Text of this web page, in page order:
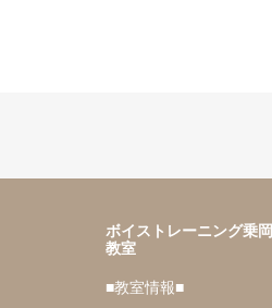
ボイストレーニング乗岡
教室
■教室情報■